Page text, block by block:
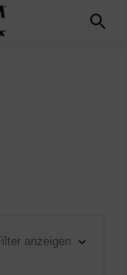
anzeigen